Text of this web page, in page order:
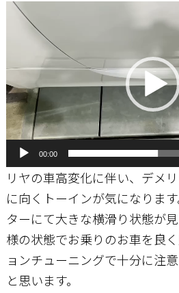
動
レ
ー
ヤ
ー
00:00
リヤの車高変化に伴い、デメ
に向くトーインが気になりま
ターにて大きな横滑り状態が
様の状態でお乗りのお車を良
ョンチューニングで十分に注
と思います。